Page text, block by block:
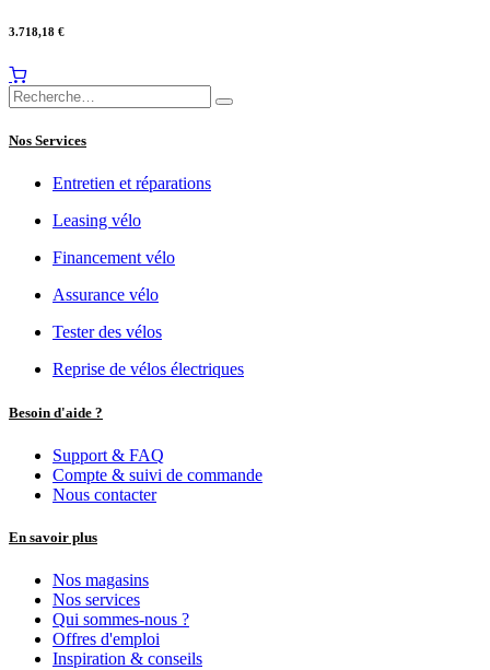
3.718,18 €
Nos Services
Entretien et réparations
Leasing vélo
Financement vélo
Assurance vélo
Tester des vélos
Reprise de vélos électriques
Besoin d'aide ?
Support & FAQ
Compte & suivi de commande
Nous contacter
En savoir plus
Nos magasins
Nos services
Qui sommes-nous ?
Offres d'emploi
Inspiration & conseils